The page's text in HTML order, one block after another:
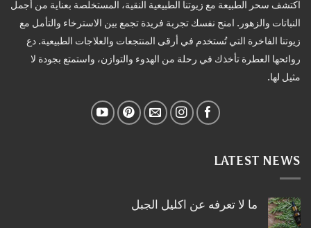
اكتشف سحر الطبيعة مع زيوتنا الطبيعية النقية، المستخلصة بعناية من أجمل
النباتات والزهور. امنح نفسك تجربة فريدة تجمع بين الاسترخاء والتأمل مع
زيوتنا الفاخرة التي تُستخدم في أرقى المنتجعات والعلاجات الطبيعية. دع
روائحها العطرة تأخذك في رحلة من الهدوء والتوازن، واستمتع بجودة لا
مثيل لها.
LATEST NEWS
ما لا تعرفه عن اكليل الجبل